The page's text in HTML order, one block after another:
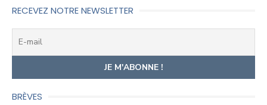
RECEVEZ NOTRE NEWSLETTER
BRÈVES